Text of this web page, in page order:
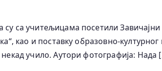
са учитељицама посетили
као и поставку образовно-
некад учило. Аутори фотографија: Нада